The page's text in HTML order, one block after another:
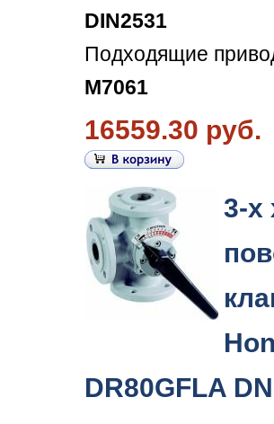
DIN2531
Подходящие
M7061
16559.30 руб.
3-х
DR80GFLA